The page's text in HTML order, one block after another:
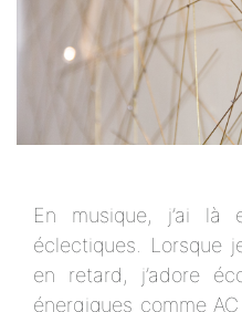
En musique, j’ai là
éclectiques. Lorsque
en retard, j’adore
énergiques comme